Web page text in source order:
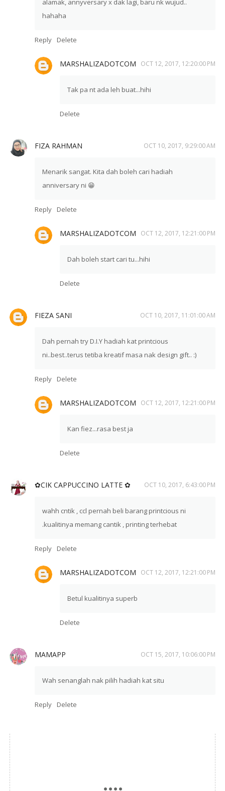
alamak, annyversary x dak lagi, baru nk wujud..
hahaha
Reply Delete
MARSHALIZADOTCOM OCT 12, 2017, 12:20:00 PM
Tak pa nt ada leh buat...hihi
Delete
FIZA RAHMAN OCT 10, 2017, 9:29:00 AM
Menarik sangat. Kita dah boleh cari hadiah
anniversary ni 😁
Reply Delete
MARSHALIZADOTCOM OCT 12, 2017, 12:21:00 PM
Dah boleh start cari tu...hihi
Delete
FIEZA SANI OCT 10, 2017, 11:01:00 AM
Dah pernah try D.I.Y hadiah kat printcious
ni..best..terus tetiba kreatif masa nak design gift.. :)
Reply Delete
MARSHALIZADOTCOM OCT 12, 2017, 12:21:00 PM
Kan fiez...rasa best ja
Delete
✿CIK CAPPUCCINO LATTE ✿ OCT 10, 2017, 6:43:00 PM
wahh cntik , ccl pernah beli barang printcious ni
.kualitinya memang cantik , printing terhebat
Reply Delete
MARSHALIZADOTCOM OCT 12, 2017, 12:21:00 PM
Betul kualitinya superb
Delete
MAMAPP OCT 15, 2017, 10:06:00 PM
Wah senanglah nak pilih hadiah kat situ
Reply Delete